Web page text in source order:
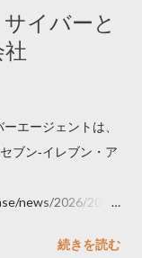
イバーと
エージェントは、
ブン‐イレブン・ア
news/2026/2026
続きを読む